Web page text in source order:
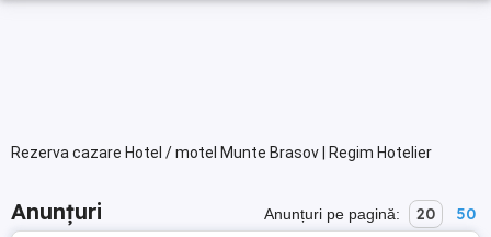
Rezerva cazare Hotel / motel Munte Brasov | Regim Hotelier
Anunțuri Anunțuri pe pagină: 20 50